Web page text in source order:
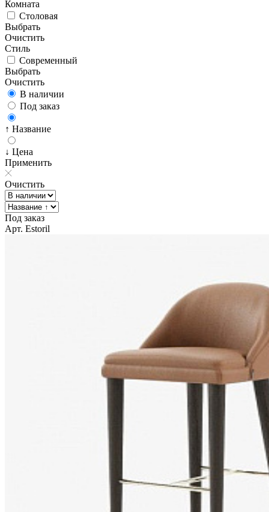
Комната
Столовая
Выбрать
Очистить
Стиль
Современный
Выбрать
Очистить
В наличии
Под заказ
↑ Название
↓ Цена
Применить
Очистить
Под заказ
Арт. Estoril